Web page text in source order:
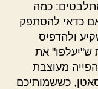
כמה
כדאי להסתפק
ולהדפיס
ש"יעלפו" את
מעוצבת
כששמותיכם